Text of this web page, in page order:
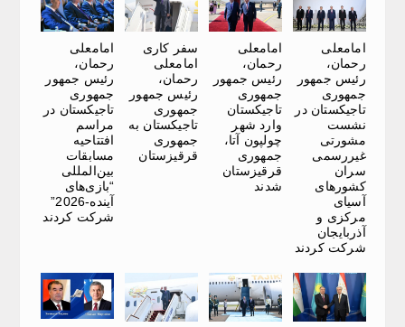
امامعلی
رحمان،
رئیس جمهور
جمهوری
تاجیکستان در
نشست
مشورتی
غیررسمی
سران
کشورهای
آسیای
مرکزی و
آذربایجان
شرکت کردند
امامعلی
رحمان،
رئیس جمهور
جمهوری
تاجیکستان
وارد شهر
چولپون آتا،
جمهوری
قرقیزستان
شدند
سفر کاری
امامعلی
رحمان،
رئیس جمهور
جمهوری
تاجیکستان به
جمهوری
قرقیزستان
امامعلی
رحمان،
رئیس جمهور
جمهوری
تاجیکستان در
مراسم
افتتاحیه
مسابقات
بین‌المللی
“بازی‌های
آینده-2026”
شرکت کردند